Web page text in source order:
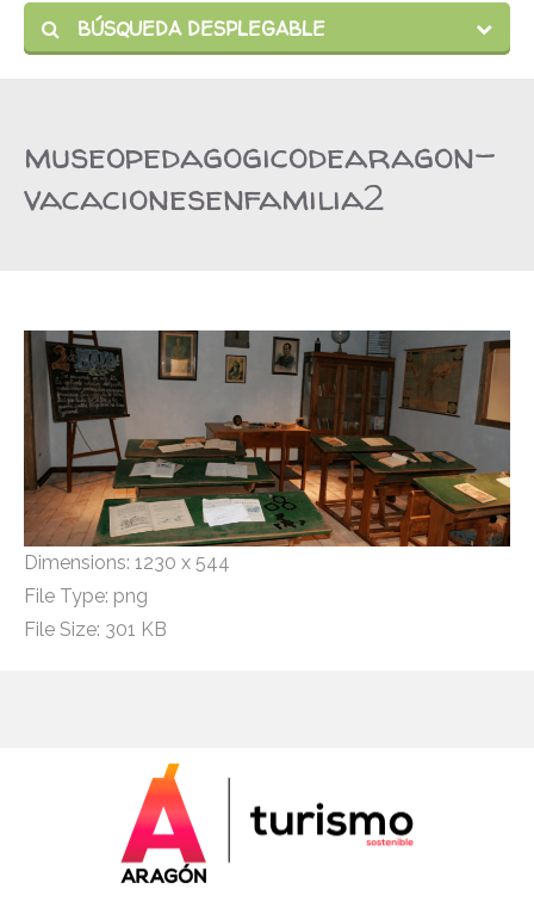
BÚSQUEDA DESPLEGABLE
museopedagogicodearagon-
vacacionesenfamilia2
Dimensions: 1230 x 544
File Type: png
File Size: 301 KB